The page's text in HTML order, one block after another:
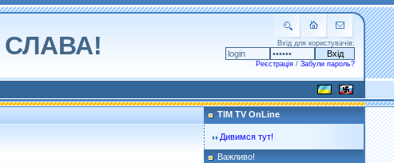
СЛАВА! Вхід для користувачів:
Реєстрація / Забули пароль?
TIM TV OnLine
Дивимся тут!
Важливо!